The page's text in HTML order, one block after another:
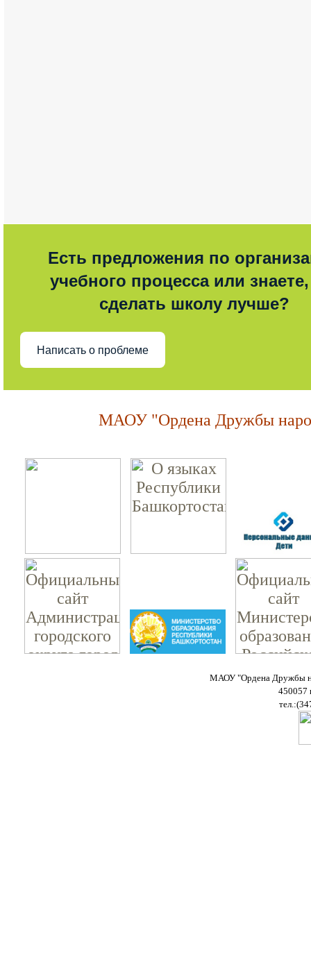
Есть предложения по
учебного процесса или знаете,
сделать школу лучше?
Написать о проблеме
МАОУ "Ордена Дружбы
МАОУ "Ордена Дружбы
450057